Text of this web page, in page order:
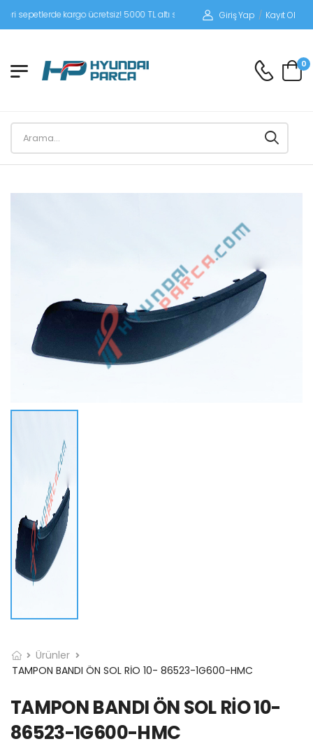
kargo ücretsiz! 5000 TL altı siparişlerinizde siparişleriniz alıcı
Giriş Yap / Kayıt Ol
0
Ürünler
TAMPON BANDI ÖN SOL RİO 10- 86523-1G600-HMC
TAMPON BANDI ÖN SOL RİO 10-
86523-1G600-HMC